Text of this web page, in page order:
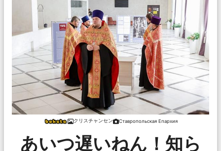
クリスチャンセン Ставропольская Епархия
あいつ遅いねん！知ら